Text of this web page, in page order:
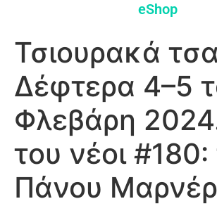
eShop
Τσιουρακά
Δέφτερα 4–5
Φλεβάρη
του νέοι #180:
Πάνου